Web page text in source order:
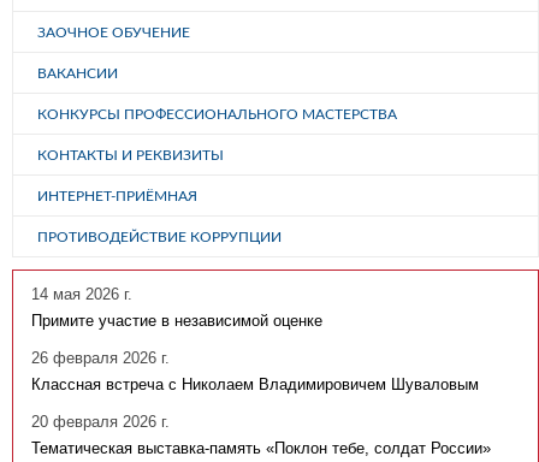
ЗАОЧНОЕ ОБУЧЕНИЕ
ВАКАНСИИ
КОНКУРСЫ ПРОФЕССИОНАЛЬНОГО МАСТЕРСТВА
КОНТАКТЫ И РЕКВИЗИТЫ
ИНТЕРНЕТ-ПРИЁМНАЯ
ПРОТИВОДЕЙСТВИЕ КОРРУПЦИИ
14 мая 2026 г.
Примите участие в независимой оценке
26 февраля 2026 г.
Классная встреча с Николаем Владимировичем Шуваловым
20 февраля 2026 г.
Тематическая выставка-память «Поклон тебе, солдат России»